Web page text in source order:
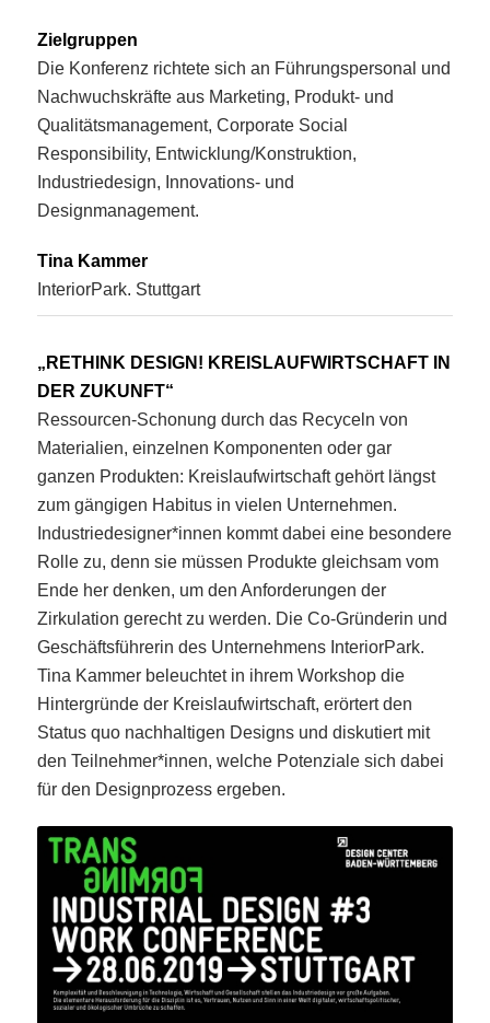
Zielgruppen
Die Konferenz richtete sich an Führungspersonal und
Nachwuchskräfte aus Marketing, Produkt- und
Qualitätsmanagement, Corporate Social
Responsibility, Entwicklung/Konstruktion,
Industriedesign, Innovations- und
Designmanagement.
Tina Kammer
InteriorPark. Stuttgart
„RETHINK DESIGN! KREISLAUFWIRTSCHAFT IN
DER ZUKUNFT“
Ressourcen-Schonung durch das Recyceln von
Materialien, einzelnen Komponenten oder gar
ganzen Produkten: Kreislaufwirtschaft gehört längst
zum gängigen Habitus in vielen Unternehmen.
Industriedesigner*innen kommt dabei eine besondere
Rolle zu, denn sie müssen Produkte gleichsam vom
Ende her denken, um den Anforderungen der
Zirkulation gerecht zu werden. Die Co-Gründerin und
Geschäftsführerin des Unternehmens InteriorPark.
Tina Kammer beleuchtet in ihrem Workshop die
Hintergründe der Kreislaufwirtschaft, erörtert den
Status quo nachhaltigen Designs und diskutiert mit
den Teilnehmer*innen, welche Potenziale sich dabei
für den Designprozess ergeben.